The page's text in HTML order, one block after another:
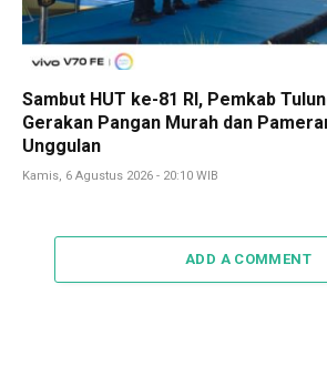
Sambut HUT ke-81 RI, Pemkab
Gerakan Pangan Murah dan
Unggulan
Kamis, 6 Agustus 2026 - 20:10 WIB
ADD A COMMENT